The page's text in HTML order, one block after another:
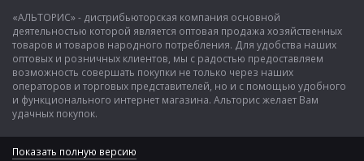
«АЛЬТОРИС» - дистрибьюторская компания основной
деятельностью которой является оптовая продажа хозяйственных
товаров и товаров народного потребления. Для удобства наших
оптовых и розничных клиентов, мы с радостью предоставляем
возможность совершать покупки не только через наших
операторов и торговых представителей, но и с помощью удобного
и функционального интернет магазина. Альторис желает Вам
удачных покупок.
Показать полную версию